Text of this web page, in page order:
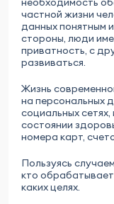
частной жизни
данных понятным
стороны, люди
приватность, с
развиваться.
Жизнь
на персональных
социальных
состоянии
номера карт,
Пользуясь
кто
каких целях.